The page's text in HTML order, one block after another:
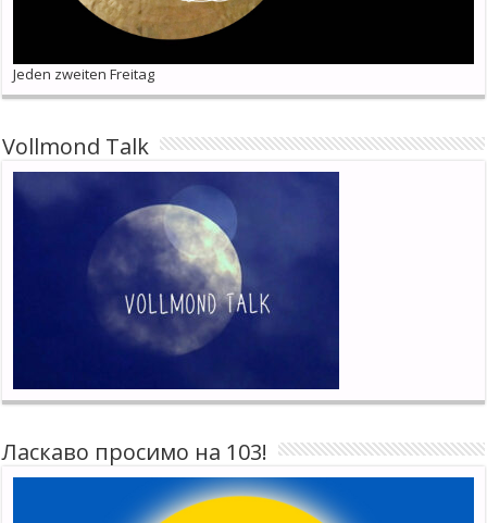
Jeden zweiten Freitag
Vollmond Talk
Ласкаво просимо на 103!